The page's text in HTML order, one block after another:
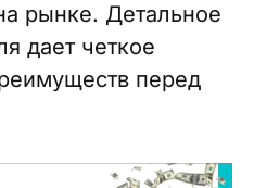
рынке. Детальное
дает четкое
перед